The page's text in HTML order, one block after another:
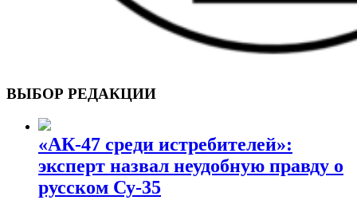
ВОЕННЫЕ СТРАНИЦЫ
СТАТЬИ ВОЕННОЙ ТЕМАТИКИ
ВЫБОР РЕДАКЦИИ
«АК-47 среди истребителей»:
эксперт назвал неудобную правду о
русском Су-35